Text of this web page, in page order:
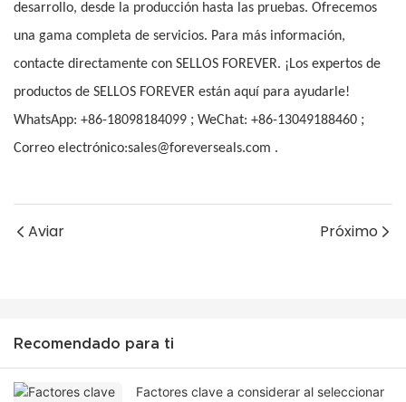
desarrollo, desde la producción hasta las pruebas. Ofrecemos
una gama completa de servicios. Para más información,
contacte directamente con SELLOS FOREVER. ¡Los expertos de
productos de SELLOS FOREVER están aquí para ayudarle!
WhatsApp: +86-18098184099 ; WeChat: +86-13049188460 ;
Correo electrónico:sales@foreverseals.com .
Aviar Próximo
Recomendado para ti
Factores clave a considerar al seleccionar